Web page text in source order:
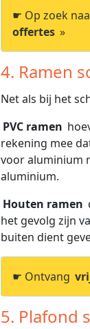
☛ Op zoek
offertes »
4. Ramen
Net als bij het
PVC ramen
rekening mee
voor aluminium
aluminium.
Houten ramen
het gevolg zijn
buiten dient
☛ Ontvang
5. Plafond